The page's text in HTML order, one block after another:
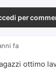
per
fa
ottimo